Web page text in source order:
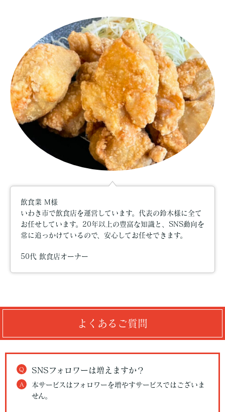
飲食業 M様
いわき市で飲食店を運営しています。代表の鈴木様に全て
お任せしています。20年以上の豊富な知識と、SNS動向を
常に追っかけているので、安心してお任せできます。
50代 飲食店オーナー
よくあるご質問
Q SNSフォロワーは増えますか？
A
本サービスはフォロワーを増やすサービスではございま
せん。